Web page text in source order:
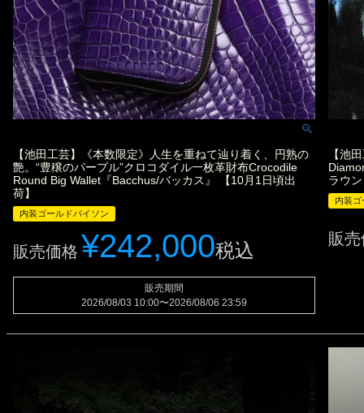
【池田工芸】《本数限定》人生を重ねて辿り着く、円熟の
艶。“豊穣のパープル”クロコダイル一枚革財布Crocodile
Round Big Wallet『Bacchus/バッカス』 【10月1日頃出
荷】
内装ゴールドパイソン
販売価格 ¥242,000税込
販売期間
2026/08/03 10:00〜2026/08/06 23:59
【池
ラウ
内装ゴ
販